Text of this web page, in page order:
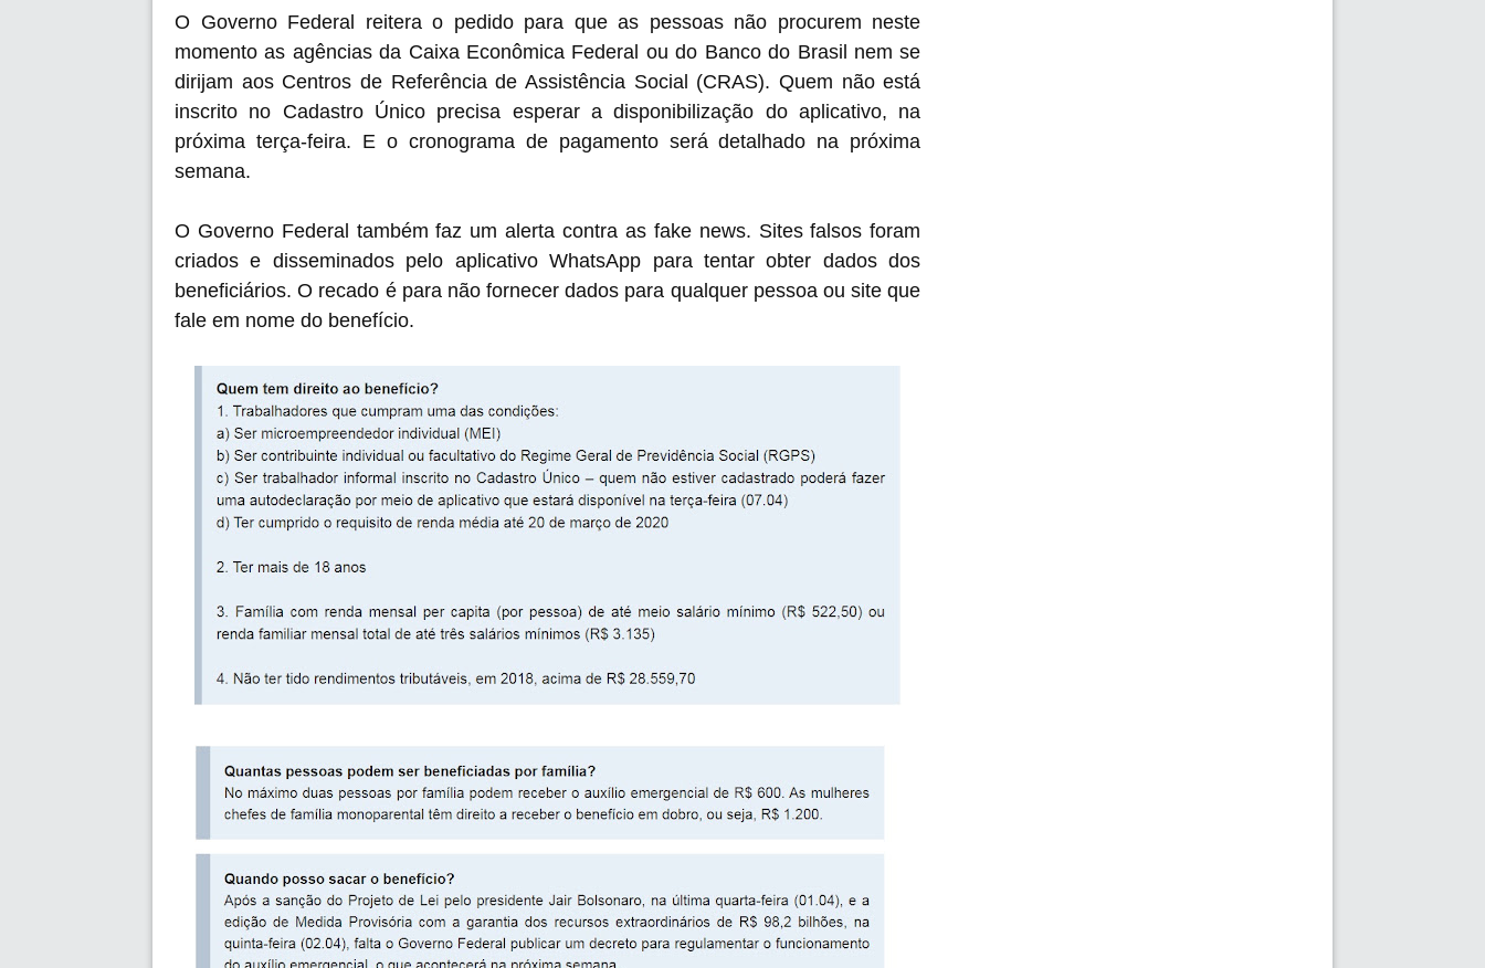
O Governo Federal reitera o pedido para que as pessoas não procurem neste
momento as agências da Caixa Econômica Federal ou do Banco do Brasil nem se
dirijam aos Centros de Referência de Assistência Social (CRAS). Quem não está
inscrito no Cadastro Único precisa esperar a disponibilização do aplicativo, na
próxima terça-feira. E o cronograma de pagamento será detalhado na próxima
semana.
O Governo Federal também faz um alerta contra as fake news. Sites falsos foram
criados e disseminados pelo aplicativo WhatsApp para tentar obter dados dos
beneficiários. O recado é para não fornecer dados para qualquer pessoa ou site que
fale em nome do benefício.